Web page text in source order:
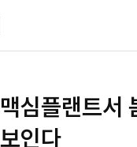
심플랜트서
인다